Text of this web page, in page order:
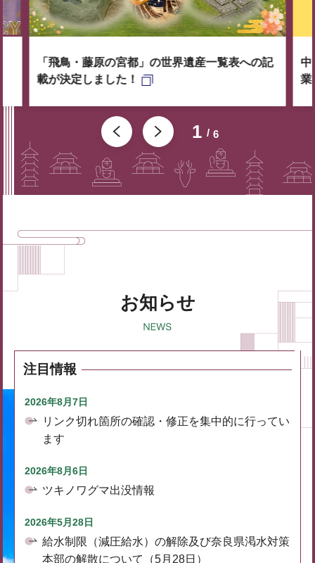
1 6
「飛鳥・藤原の宮都」の世界遺産一覧表への記
載が決定しました！
中
業
お知らせ
注目情報
2026年8月7日
リンク切れ箇所の確認・修正を集中的に行ってい
ます
2026年8月6日
ツキノワグマ出没情報
2026年5月28日
給水制限（減圧給水）の解除及び奈良県渇水対策
本部の解散について（5月28日）